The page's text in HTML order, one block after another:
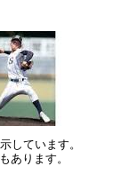
しています。
あります。